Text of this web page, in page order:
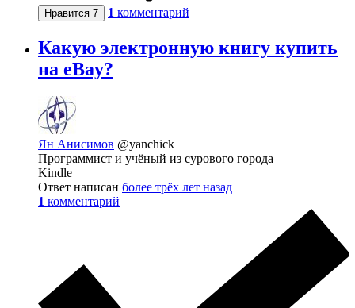
Нравится 7 1 комментарий
Какую электронную книгу купить
на eBay?
Ян Анисимов @yanchick
Программист и учёный из сурового города
Kindle
Ответ написан более трёх лет назад
1 комментарий